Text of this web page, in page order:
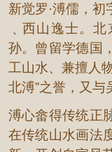
新觉罗·溥儒，
﹑西山逸士。
孙。曾留学德国
工山水、兼擅人
北溥”之誉，又与
溥心畲得传统正
在传统山水画法